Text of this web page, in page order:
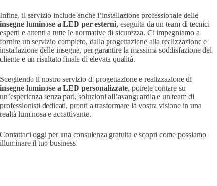
Infine, il servizio include anche l’installazione professionale delle
insegne luminose a LED per esterni, eseguita da un team di tecnici
esperti e attenti a tutte le normative di sicurezza. Ci impegniamo a
fornire un servizio completo, dalla progettazione alla realizzazione e
installazione delle insegne, per garantire la massima soddisfazione del
cliente e un risultato finale di elevata qualità.
Scegliendo il nostro servizio di progettazione e realizzazione di
insegne luminose a LED personalizzate, potrete contare su
un’esperienza senza pari, soluzioni all’avanguardia e un team di
professionisti dedicati, pronti a trasformare la vostra visione in una
realtà luminosa e accattivante.
Contattaci oggi per una consulenza gratuita e scopri come possiamo
illuminare il tuo business!